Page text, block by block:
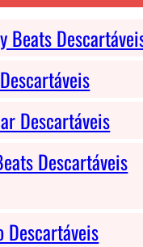
Beats
Descartáveis
Descartáveis
Descartáveis